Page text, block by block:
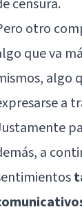
censura.
otro
que va
algo
a
a